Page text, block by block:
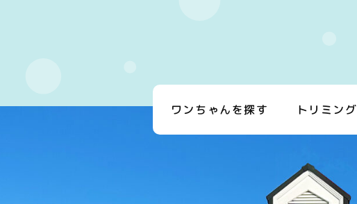
ワンちゃんを探す トリミング